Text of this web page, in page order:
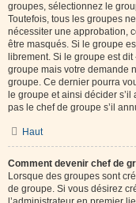
groupes, sélectionnez le
Toutefois, tous les groupes
nécessiter une approbation,
être masqués. Si le groupe
librement. Si le groupe est
groupe mais votre demande
groupe. Ce dernier pourra
le groupe et ainsi décider
pas le chef de groupe s’il
Haut
Comment devenir chef de
Lorsque des groupes sont
de groupe. Si vous désirez